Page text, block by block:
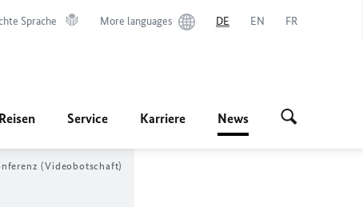
Sprache More languages DE EN FR
Service Karriere News
(Videobotschaft)